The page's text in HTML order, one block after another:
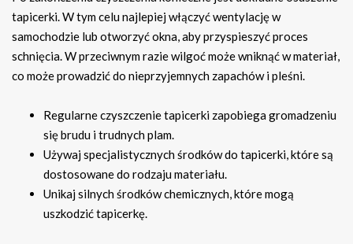
tapicerki. W tym celu najlepiej włączyć wentylację w
samochodzie lub otworzyć okna, aby przyspieszyć proces
schnięcia. W przeciwnym razie wilgoć może wniknąć w materiał,
co może prowadzić do nieprzyjemnych zapachów i pleśni.
Regularne czyszczenie tapicerki zapobiega gromadzeniu
się brudu i trudnych plam.
Używaj specjalistycznych środków do tapicerki, które są
dostosowane do rodzaju materiału.
Unikaj silnych środków chemicznych, które mogą
uszkodzić tapicerkę.